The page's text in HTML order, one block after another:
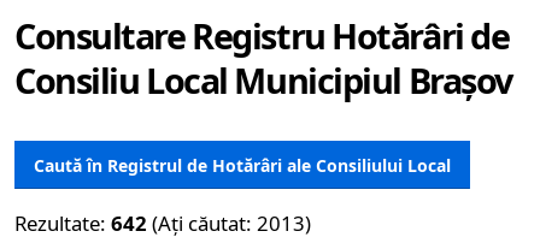
Consultare Registru Hotărâri de
Consiliu Local Municipiul Brașov
Caută în Registrul de Hotărâri ale Consiliului Local
Rezultate: 642 (Ați căutat: 2013)